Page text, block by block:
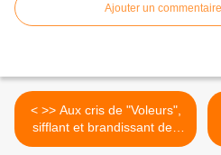
Ajouter un commentaire
< >> Aux cris de "Voleurs",
sifflant et brandissant des
drapeaux grecs